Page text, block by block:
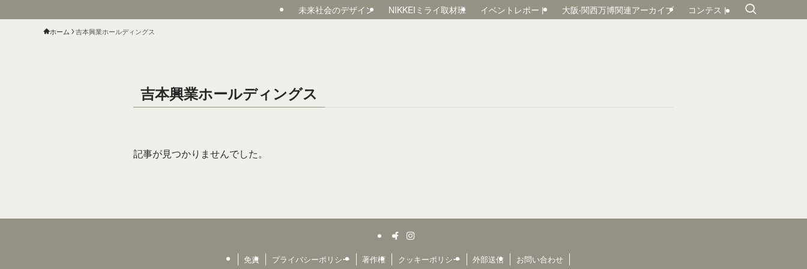
未来社会のデザイン NIKKEIミライ取材班 イベントレポート 大阪‧関⻄万博関連アーカイブ コンテスト
ホーム 吉本興業ホールディングス
吉本興業ホールディングス
記事が見つかりませんでした。
免責 プライバシーポリシー 著作権 クッキーポリシー 外部送信 お問い合わせ